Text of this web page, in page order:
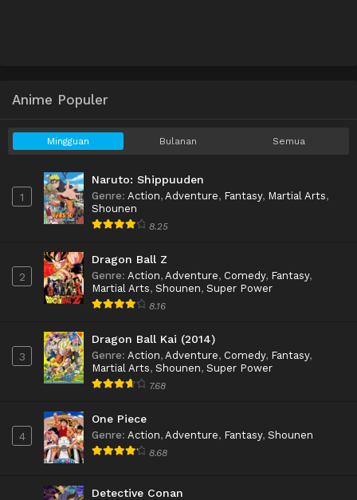
Anime Populer
Mingguan Bulanan Semua
1
Naruto: Shippuuden
Genre: Action, Adventure, Fantasy, Martial Arts,
Shounen
8.25
2
Dragon Ball Z
Genre: Action, Adventure, Comedy, Fantasy,
Martial Arts, Shounen, Super Power
8.16
3
Dragon Ball Kai (2014)
Genre: Action, Adventure, Comedy, Fantasy,
Martial Arts, Shounen, Super Power
7.68
4
One Piece
Genre: Action, Adventure, Fantasy, Shounen
8.68
Detective Conan